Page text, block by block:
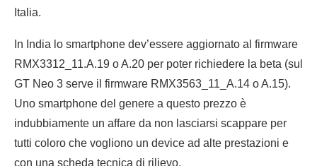
Italia.
In India lo smartphone dev’essere aggiornato al firmware
RMX3312_11.A.19 o A.20 per poter richiedere la beta (sul
GT Neo 3 serve il firmware RMX3563_11_A.14 o A.15).
Uno smartphone del genere a questo prezzo è
indubbiamente un affare da non lasciarsi scappare per
tutti coloro che vogliono un device ad alte prestazioni e
con una scheda tecnica di rilievo.